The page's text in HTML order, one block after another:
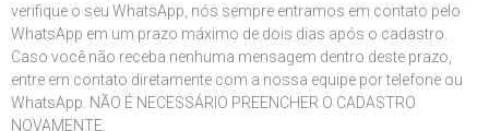
verifique o seu WhatsApp, nós sempre entramos em contato pelo
WhatsApp em um prazo máximo de dois dias após o cadastro.
Caso você não receba nenhuma mensagem dentro deste prazo,
entre em contato diretamente com a nossa equipe por telefone ou
WhatsApp. NÃO É NECESSÁRIO PREENCHER O CADASTRO
NOVAMENTE.